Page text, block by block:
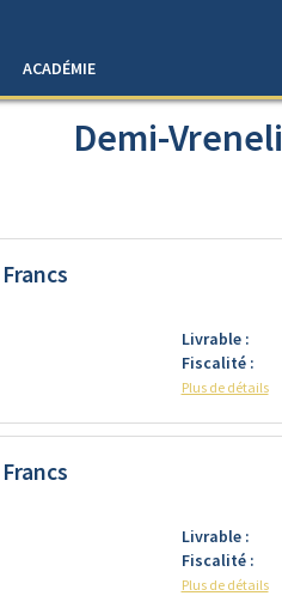
ACADÉMIE
Demi-Vreneli
Livrable :
Fiscalité :
Plus de détails
Livrable :
Fiscalité :
Plus de détails